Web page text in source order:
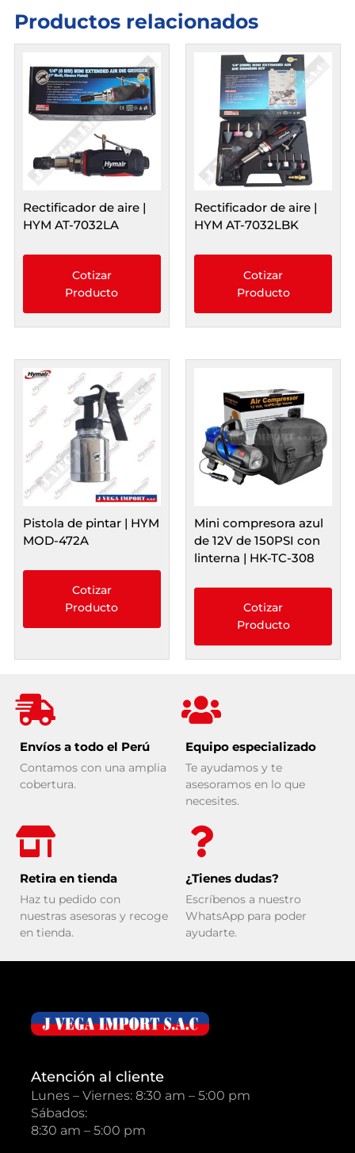
Productos relacionados
Rectificador de aire |
HYM AT-7032LA
Cotizar
Producto
Rectificador de aire |
HYM AT-7032LBK
Cotizar
Producto
Pistola de pintar | HYM
MOD-472A
Cotizar
Producto
Mini compresora azul
de 12V de 150PSI con
linterna | HK-TC-308
Cotizar
Producto
Envíos a todo el Perú
Contamos con una amplia
cobertura.
Equipo especializado
Te ayudamos y te
asesoramos en lo que
necesites.
Retira en tienda
Haz tu pedido con
nuestras asesoras y recoge
en tienda.
¿Tienes dudas?
Escríbenos a nuestro
WhatsApp para poder
ayudarte.
Atención al cliente
Lunes – Viernes: 8:30 am – 5:00 pm
Sábados:
8:30 am – 5:00 pm